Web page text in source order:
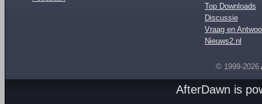
Top Downloads
Discussie
Vraag en
Nieuws2.nl
© 1999-2026
AfterDawn is